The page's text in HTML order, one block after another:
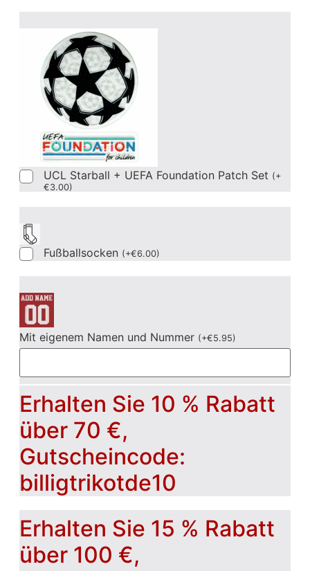
UCL Starball + UEFA Foundation Patch Set (+
€3.00)
Fußballsocken (+€6.00)
Mit eigenem Namen und Nummer (+€5.95)
Erhalten Sie 10 % Rabatt
über 70 €,
Gutscheincode:
billigtrikotde10
Erhalten Sie 15 % Rabatt
über 100 €,